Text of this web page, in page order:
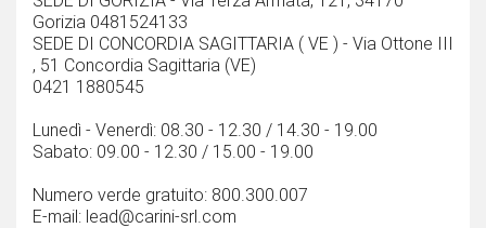
Gorizia 0481524133
SEDE DI CONCORDIA SAGITTARIA ( VE ) - Via Ottone III
, 51 Concordia Sagittaria (VE)
0421 1880545
Lunedì - Venerdì: 08.30 - 12.30 / 14.30 - 19.00
Sabato: 09.00 - 12.30 / 15.00 - 19.00
Numero verde gratuito: 800.300.007
E-mail: lead@carini-srl.com